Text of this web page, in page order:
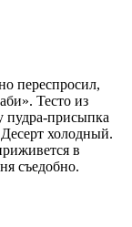
переспросил,
Тесто из
пудра-присыпка
холодный.
в
съедобно.